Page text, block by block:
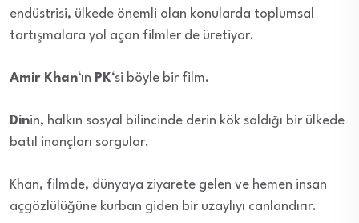
endüstrisi, ülkede önemli olan konularda toplumsal
tartışmalara yol açan filmler de üretiyor.
Amir Khan‘ın PK‘si böyle bir film.
Dinin, halkın sosyal bilincinde derin kök saldığı bir ülkede
batıl inançları sorgular.
Khan, filmde, dünyaya ziyarete gelen ve hemen insan
açgözlülüğüne kurban giden bir uzaylıyı canlandırır.